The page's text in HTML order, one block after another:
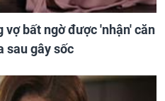
bất ngờ được 'nhận' căn
sau gây sốc